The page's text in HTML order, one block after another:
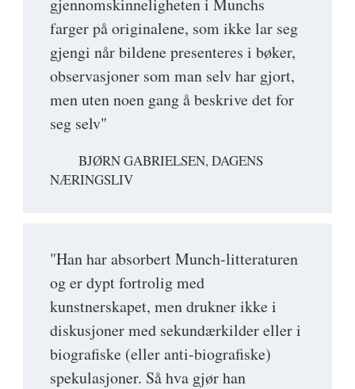
farger på originalene, som ikke lar seg
gjengi når bildene presenteres i bøker,
observasjoner som man selv har gjort,
men uten noen gang å beskrive det for
seg selv"
BJØRN GABRIELSEN, DAGENS
NÆRINGSLIV
"Han har absorbert Munch-litteraturen
og er dypt fortrolig med
kunstnerskapet, men drukner ikke i
diskusjoner med sekundærkilder eller i
biografiske (eller anti-biografiske)
spekulasjoner. Så hva gjør han